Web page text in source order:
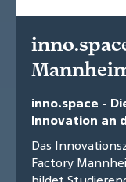
inno.space -
Innovation an
Das
Factory